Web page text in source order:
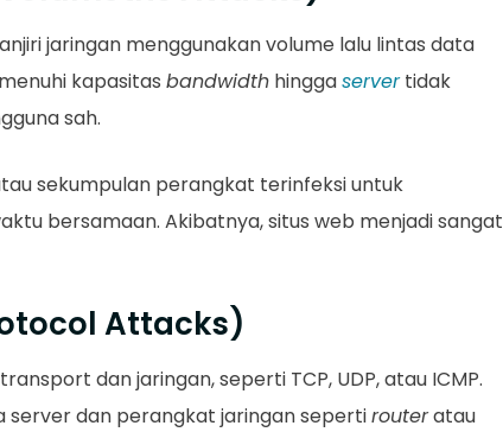
jaringan menggunakan volume lalu lintas data
kapasitas bandwidth hinggaservertidak
sah.
sekumpulan perangkat terinfeksi untuk
bersamaan. Akibatnya, situs web menjadi sangat
Attacks)
dan jaringan, seperti TCP, UDP, atau ICMP.
server dan perangkat jaringan sepertirouteratau